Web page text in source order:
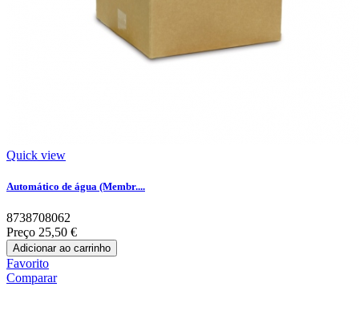
Quick view
Automático de água (Membr....
8738708062
Preço 25,50 €
Adicionar ao carrinho
Favorito
Comparar